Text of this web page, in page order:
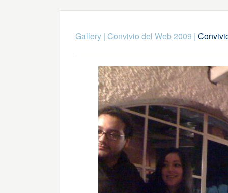
Gallery| Convivio del Web 2009 |